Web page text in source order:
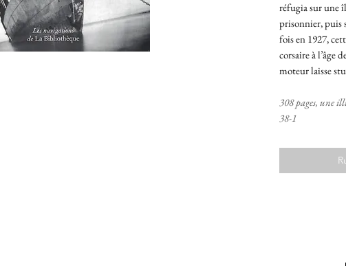
réfugia sur une
prisonnier, puis
fois en 1927,
corsaire à l’âge
moteur laisse
308 pages, une
38-1